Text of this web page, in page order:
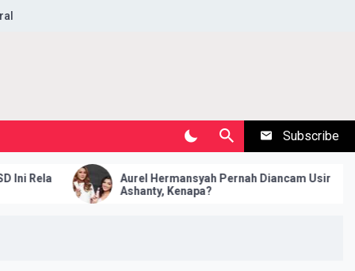
Subscribe
Aurel Hermansyah Pernah Diancam Usir
Ashanty, Kenapa?
Jаngаn